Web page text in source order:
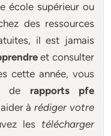
école supérieur ou
des ressources
il est jamais
et consulter
cette année, vous
de rapports pfe
àrédiger votre
les télécharger